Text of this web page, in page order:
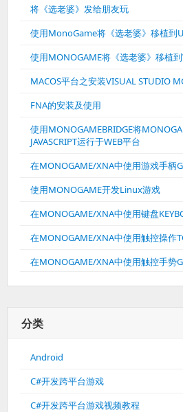
将《选老婆》发给朋友玩
使用MonoGame将《选老婆》移植到
使用MONOGAME将《选老婆》移植
MACOS平台之安装VISUAL STUDIO
FNA的安装及使用
使用MONOGAMEBRIDGE将
JAVASCRIPT运行于WEB平台
在MONOGAME/XNA中使用游戏手柄
使用MONOGAME开发Linux游戏
在MONOGAME/XNA中使用键盘
在MONOGAME/XNA中使用触控操作
在MONOGAME/XNA中使用触控手势
分类
Android
C#开发跨平台游戏
C#开发跨平台游戏视频教程